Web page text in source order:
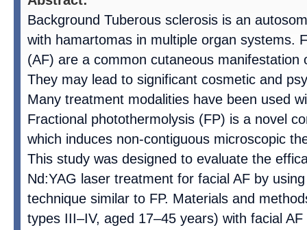
Background Tuberous sclerosis is an
with hamartomas in multiple organ systems.
(AF) are a common cutaneous manifestation
They may lead to significant cosmetic and
Many treatment modalities have been used
Fractional photothermolysis (FP) is a novel
which induces non-contiguous microscopic
This study was designed to evaluate the
Nd:YAG laser treatment for facial AF by
technique similar to FP. Materials and
types III–IV, aged 17–45 years) with facial